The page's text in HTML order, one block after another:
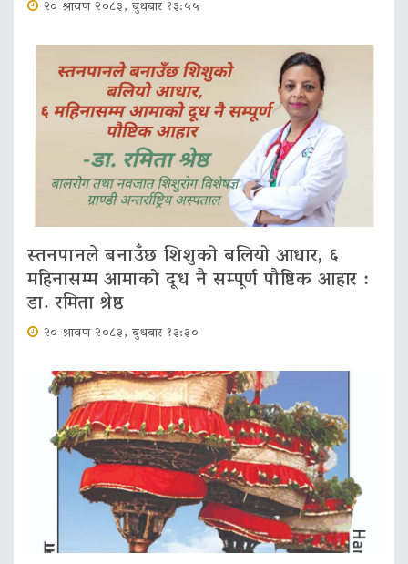
२० श्रावण २०८३, बुधबार १३:५५
स्तनपानले बनाउँछ शिशुको बलियो आधार, ६
महिनासम्म आमाको दूध नै सम्पूर्ण पौष्टिक आहार :
डा. रमिता श्रेष्ठ
२० श्रावण २०८३, बुधबार १३:३०